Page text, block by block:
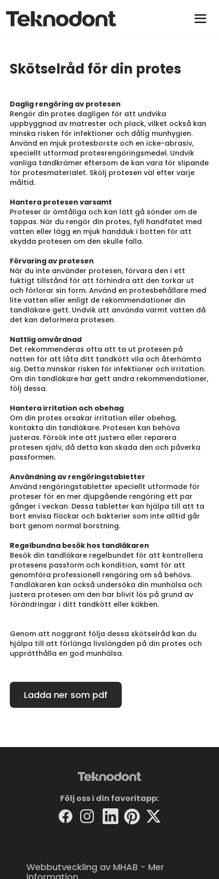
Skötselråd för din protes
Daglig rengöring av protesen
Rengör din protes dagligen för att undvika
uppbyggnad av matrester och plack, vilket också kan
minska risken för infektioner och dålig munhygien.
Använd en mjuk protesborste och en icke-abrasiv,
speciellt utformad protesrengöringsmedel. Undvik
vanliga tandkrämer eftersom de kan vara för slipande
för protesmaterialet. Skölj protesen väl efter varje
måltid.
Hantera protesen varsamt
Proteser är ömtåliga och kan lätt gå sönder om de
tappas. När du rengör din protes, fyll handfatet med
vatten eller lägg en mjuk handduk i botten för att
skydda protesen om den skulle falla.
Förvaring av protesen
När du inte använder protesen, förvara den i ett
fuktigt tillstånd för att förhindra att den torkar ut
och förlorar sin form. Använd en protesbehållare med
lite vatten eller enligt de rekommendationer din
tandläkare gett. Undvik att använda varmt vatten då
det kan deformera protesen.
Nattlig omvårdnad
Det rekommenderas ofta att ta ut protesen på
natten för att låta ditt tandkött vila och återhämta
sig. Detta minskar risken för infektioner och irritation.
Om din tandläkare har gett andra rekommendationer,
följ dessa.
Hantera irritation och obehag
Om din protes orsakar irritation eller obehag,
kontakta din tandläkare. Protesen kan behöva
justeras. Försök inte att justera eller reparera
protesen själv, då detta kan skada den och påverka
passformen.
Användning av rengöringstabletter
Använd rengöringstabletter speciellt utformade för
proteser för en mer djupgående rengöring ett par
gånger i veckan. Dessa tabletter kan hjälpa till att ta
bort envisa fläckar och bakterier som inte alltid går
bort genom normal borstning.
Regelbundna besök hos tandläkaren
Besök din tandläkare regelbundet för att kontrollera
protesens passform och kondition, samt för att
genomföra professionell rengöring om så behövs.
Tandläkaren kan också undersöka din munhälsa och
justera protesen om den har blivit lös på grund av
förändringar i ditt tandkött eller käkben.
Genom att noggrant följa dessa skötselråd kan du
hjälpa till att förlänga livslängden på din protes och
upprätthålla en god munhälsa.
Ladda ner som pdf
Följ oss i din favoritapp:
Webbutveckling av MHAB - Mer